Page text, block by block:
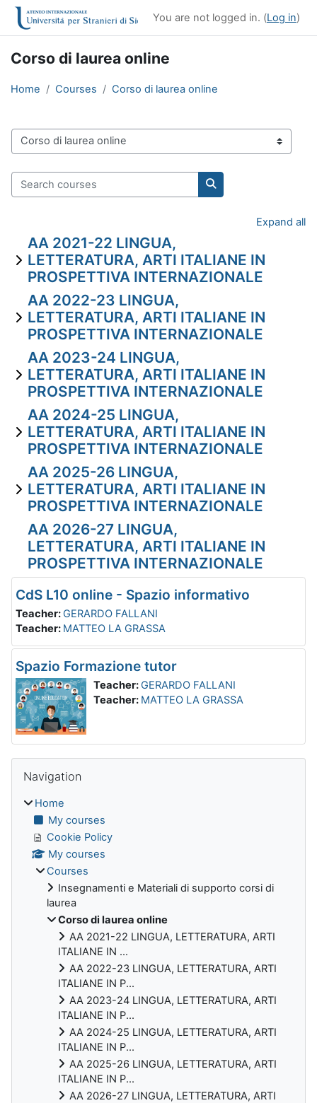
Skip to main content
You are not logged in. (Log in)
Corso di laurea online
Home Courses Corso di laurea online
Course categories
Search courses
Search courses
Expand all
AA 2021-22 LINGUA,
LETTERATURA, ARTI ITALIANE IN
PROSPETTIVA INTERNAZIONALE
AA 2022-23 LINGUA,
LETTERATURA, ARTI ITALIANE IN
PROSPETTIVA INTERNAZIONALE
AA 2023-24 LINGUA,
LETTERATURA, ARTI ITALIANE IN
PROSPETTIVA INTERNAZIONALE
AA 2024-25 LINGUA,
LETTERATURA, ARTI ITALIANE IN
PROSPETTIVA INTERNAZIONALE
AA 2025-26 LINGUA,
LETTERATURA, ARTI ITALIANE IN
PROSPETTIVA INTERNAZIONALE
AA 2026-27 LINGUA,
LETTERATURA, ARTI ITALIANE IN
PROSPETTIVA INTERNAZIONALE
CdS L10 online - Spazio informativo
Teacher: GERARDO FALLANI
Teacher: MATTEO LA GRASSA
Spazio Formazione tutor
Teacher: GERARDO FALLANI
Teacher: MATTEO LA GRASSA
Blocks
Navigation
Home
My courses
Cookie Policy
My courses
Courses
Insegnamenti e Materiali di supporto corsi di
laurea
Corso di laurea online
AA 2021-22 LINGUA, LETTERATURA, ARTI
ITALIANE IN ...
AA 2022-23 LINGUA, LETTERATURA, ARTI
ITALIANE IN P...
AA 2023-24 LINGUA, LETTERATURA, ARTI
ITALIANE IN P...
AA 2024-25 LINGUA, LETTERATURA, ARTI
ITALIANE IN P...
AA 2025-26 LINGUA, LETTERATURA, ARTI
ITALIANE IN P...
AA 2026-27 LINGUA, LETTERATURA, ARTI